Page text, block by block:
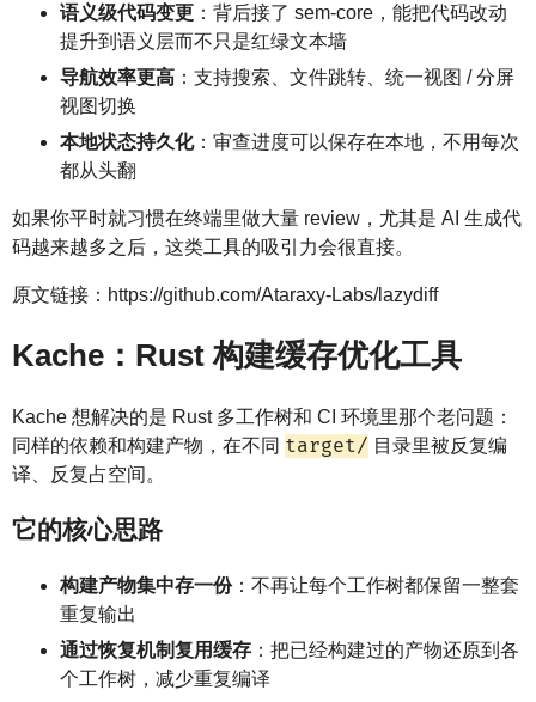
语义级代码变更 ：背后接了 sem-core，能把代码改动
提升到语义层而不只是红绿文本墙
导航效率更高 ：支持搜索、文件跳转、统一视图 / 分屏
视图切换
本地状态持久化：审查进度可以保存在本地，不用每次
都从头翻
如果你平时就习惯在终端里做大量 review，尤其是 AI 生成代
码越来越多之后，这类工具的吸引力会很直接。
原文链接：https://github.com/Ataraxy-Labs/lazydiff
Kache：Rust 构建缓存优化工具
Kache 想解决的是 Rust 多工作树和 CI 环境里那个老问题：
同样的依赖和构建产物，在不同 target/ 目录里被反复编
译、反复占空间。
它的核心思路
构建产物集中存一份：不再让每个工作树都保留一整套
重复输出
通过恢复机制复用缓存 ：把已经构建过的产物还原到各
个工作树，减少重复编译